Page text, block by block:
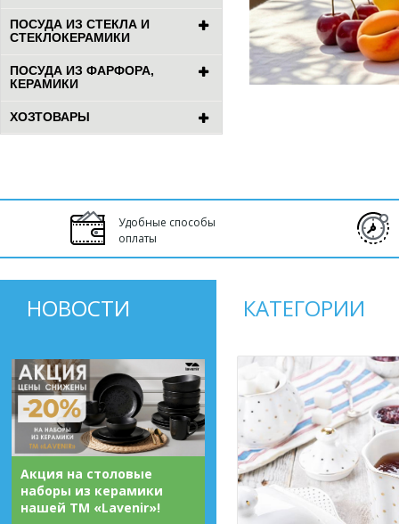
ПОСУДА ИЗ СТЕКЛА И
СТЕКЛОКЕРАМИКИ
ПОСУДА ИЗ ФАРФОРА,
КЕРАМИКИ
ХОЗТОВАРЫ
Удобные способы
оплаты
НОВОСТИ
Акция на столовые
наборы из керамики
нашей ТМ «Lavenir»!
КАТЕГОРИИ